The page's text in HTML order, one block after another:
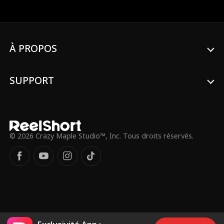
l'alcool, dépense une somme considérable
homme qu'elle peut plaquer contre le mur
S'ensuit alors un malentendu sur le fait de
n'hésite pas à pointer le canon d'un
pistolet sur le front de son ennemie. Elle
pensait qu'il n'était qu'un homme en
détresse qui avait besoin de sa
protection, mais lorsqu'elle s'est
plaqué contre le mur, il était prêt à tout
À PROPOS
SUPPORT
© 2026 Crazy Maple Studio™, Inc. Tous droits réservés.